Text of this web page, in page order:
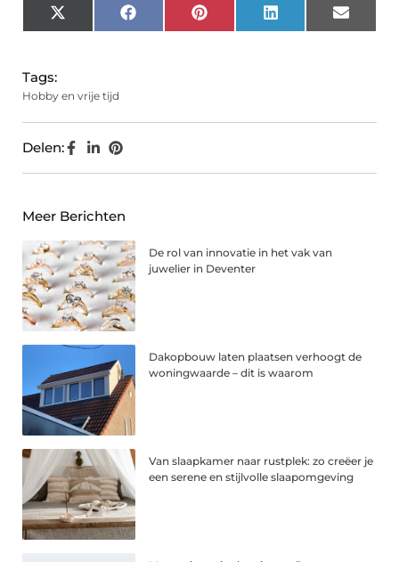
X
(Twitter)
FacebookPinterest LinkedIn Email
Tags:
Hobby en vrije tijd
Delen:
Meer Berichten
De rol van innovatie in het vak van
juwelier in Deventer
Dakopbouw laten plaatsen verhoogt de
woningwaarde – dit is waarom
Van slaapkamer naar rustplek: zo creëer je
een serene en stijlvolle slaapomgeving